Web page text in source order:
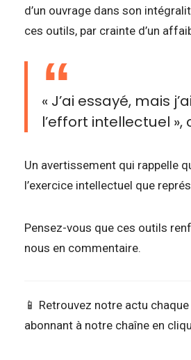
d’un ouvrage dans son
ces outils, par crainte d’un
« J’ai essayé, mais
l’effort intellectuel »,
Un avertissement qui rappelle
l’exercice intellectuel que
Pensez-vous que ces outils
nous en commentaire.
📱 Retrouvez notre actu
abonnant à notre chaîne en